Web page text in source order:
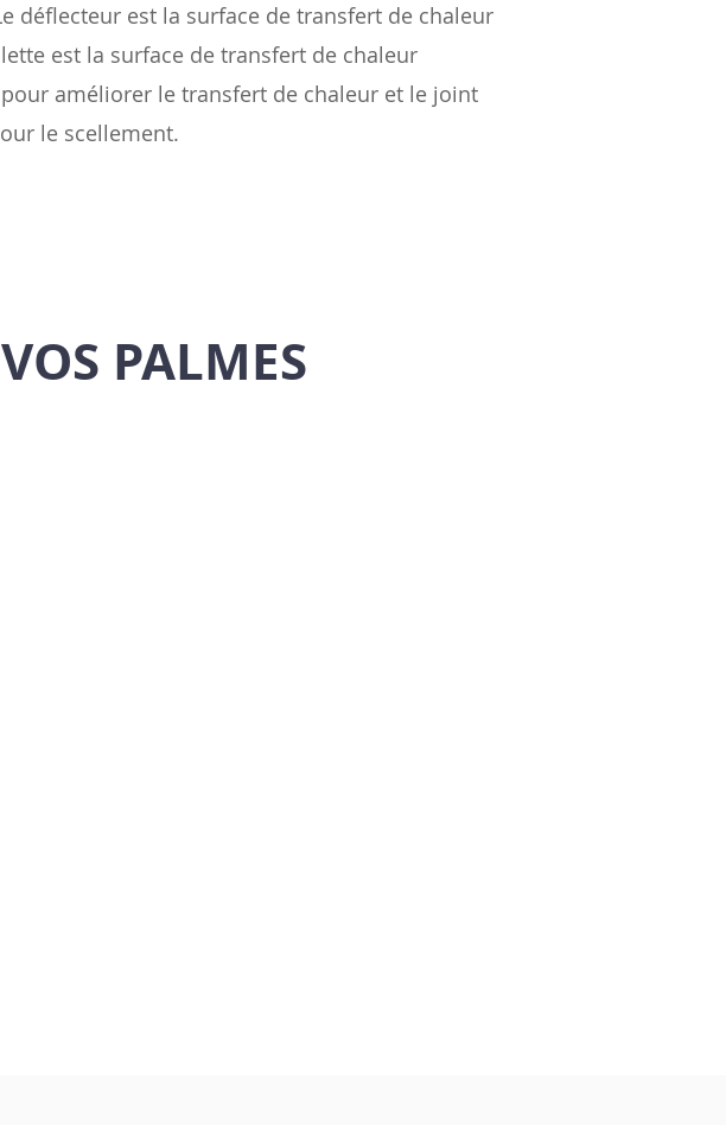
déflecteur est la surface de transfert de chaleur
est la surface de transfert de chaleur
améliorer le transfert de chaleur et le joint
le scellement.
PALMES